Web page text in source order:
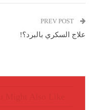
علاج السكري بالبرد؟!